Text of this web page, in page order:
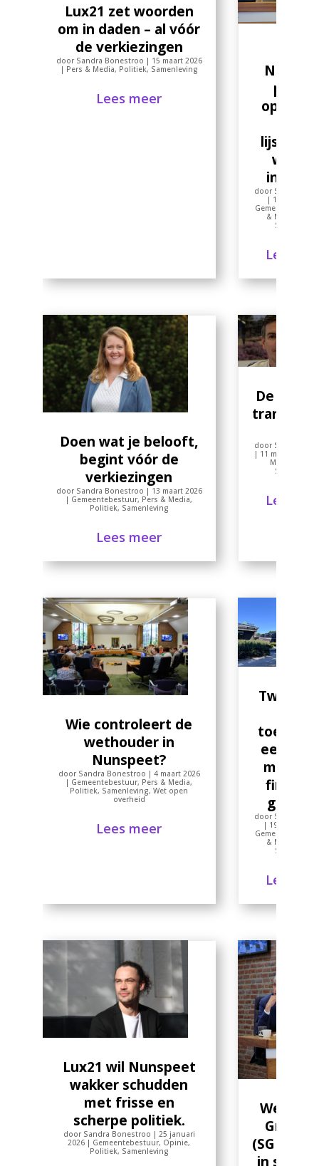
Lux21 zet woorden
om in daden – al vóór
de verkiezingen
door Sandra Bonestroo | 15 maart 2026
| Pers & Media, Politiek, Samenleving
Lees meer
door Sandra
| 14 maart
& Media
Lees
Doen wat je belooft,
begint vóór de
verkiezingen
door Sandra Bonestroo | 13 maart 2026
| Gemeentebestuur, Pers & Media,
Politiek, Samenleving
Lees meer
De partij
door Sandra
| 11 maart 2026
Media
Lees
Wie controleert de
wethouder in
Nunspeet?
door Sandra Bonestroo | 4 maart 2026
| Gemeentebestuur, Pers & Media,
Politiek, Samenleving,Wet open
overheid
Lees meer
Twintig
een
met
door Sandra
| 19 februari
& Media
Lees
Lux21 wil Nunspeet
wakker schudden
met frisse en
scherpe politiek.
door Sandra Bonestroo | 25 januari
2026 | Gemeentebestuur, Opinie,
Politiek, Samenleving
(SGP)
in strijd